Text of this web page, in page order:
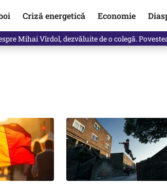
Criză energetică Economie
Mihai Vîrdol, dezvăluite de o colegă.